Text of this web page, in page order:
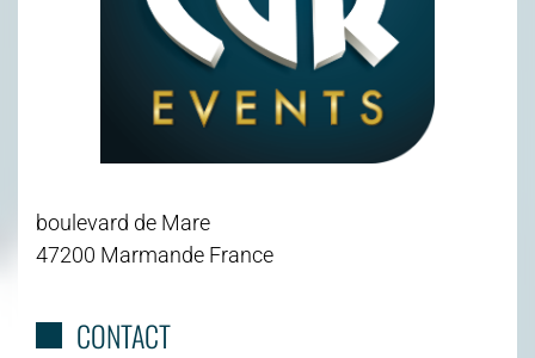
boulevard de Mare
47200 Marmande France
CONTACT